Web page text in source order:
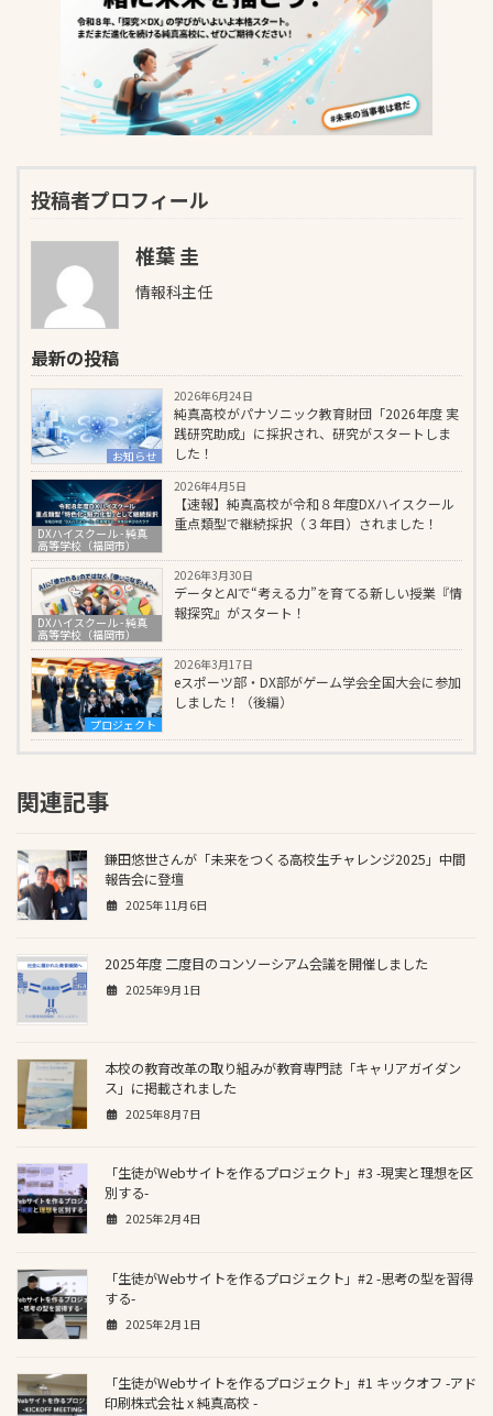
投稿者プロフィール
椎葉 圭
情報科主任
最新の投稿
お知らせ
2026年6月24日
純真高校がパナソニック教育財団「2026年度 実
践研究助成」に採択され、研究がスタートしま
した！
DXハイスクール - 純真
高等学校（福岡市）
2026年4月5日
【速報】純真高校が令和８年度DXハイスクール
重点類型で継続採択（３年目）されました！
DXハイスクール - 純真
高等学校（福岡市）
2026年3月30日
データとAIで“考える力”を育てる新しい授業『情
報探究』がスタート！
プロジェクト
2026年3月17日
eスポーツ部・DX部がゲーム学会全国大会に参加
しました！（後編）
関連記事
鎌田悠世さんが「未来をつくる高校生チャレンジ2025」中間
報告会に登壇
2025年11月6日
2025年度 二度目のコンソーシアム会議を開催しました
2025年9月1日
本校の教育改革の取り組みが教育専門誌「キャリアガイダン
ス」に掲載されました
2025年8月7日
「生徒がWebサイトを作るプロジェクト」#3 -現実と理想を区
別する-
2025年2月4日
「生徒がWebサイトを作るプロジェクト」#2 -思考の型を習得
する-
2025年2月1日
「生徒がWebサイトを作るプロジェクト」#1 キックオフ -アド
印刷株式会社 x 純真高校 -